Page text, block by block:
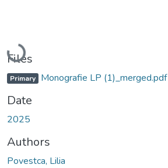
Loading...
Files
Primary Monografie LP (1)_merged.pdf
Date
2025
Authors
Povestca, Lilia